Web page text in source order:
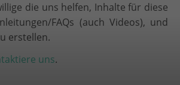
die uns helfen, Inhalte für diese
FAQs (auch Videos), und
erstellen.
uns.